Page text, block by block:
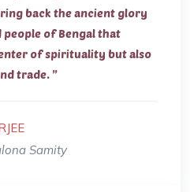
back the ancient glory
of Bengal that
of spirituality but also
trade. ”
Samity